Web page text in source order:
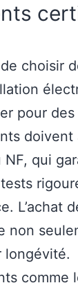
de choisir
pour
doivent
qui
L’achat
non
longévité.
comme